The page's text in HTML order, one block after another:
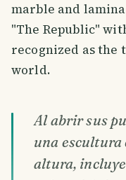
marble and
"The Republic"
recognized as
world.
Al abrir sus
una escultura
altura,